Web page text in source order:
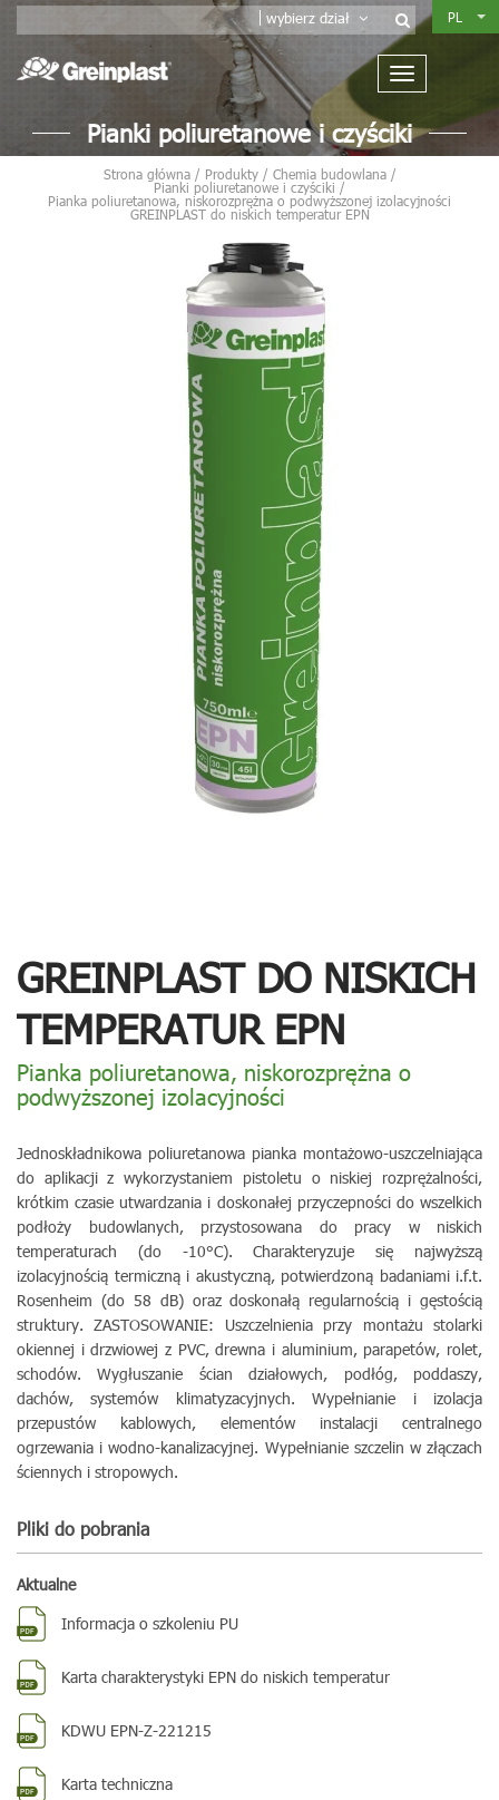
wybierz dział PL
Pianki poliuretanowe i czyściki
Strona główna/ Produkty/ Chemia budowlana/
Pianki poliuretanowe i czyściki /
Pianka poliuretanowa, niskorozprężna o podwyższonej izolacyjności
GREINPLAST do niskich temperatur EPN
GREINPLAST DO NISKICH
TEMPERATUR EPN
Pianka poliuretanowa, niskorozprężna o
podwyższonej izolacyjności
Jednoskładnikowa poliuretanowa pianka montażowo-uszczelniająca
do aplikacji z wykorzystaniem pistoletu o niskiej rozprężalności,
krótkim czasie utwardzania i doskonałej przyczepności do wszelkich
podłoży budowlanych, przystosowana do pracy w niskich
temperaturach (do -10°C). Charakteryzuje się najwyższą
izolacyjnością termiczną i akustyczną, potwierdzoną badaniami i.f.t.
Rosenheim (do 58 dB) oraz doskonałą regularnością i gęstością
struktury. ZASTOSOWANIE: Uszczelnienia przy montażu stolarki
okiennej i drzwiowej z PVC, drewna i aluminium, parapetów, rolet,
schodów. Wygłuszanie ścian działowych, podłóg, poddaszy,
dachów, systemów klimatyzacyjnych. Wypełnianie i izolacja
przepustów kablowych, elementów instalacji centralnego
ogrzewania i wodno-kanalizacyjnej. Wypełnianie szczelin w złączach
ściennych i stropowych.
Pliki do pobrania
Aktualne
Informacja o szkoleniu PU
Karta charakterystyki EPN do niskich temperatur
KDWU EPN-Z-221215
Karta techniczna